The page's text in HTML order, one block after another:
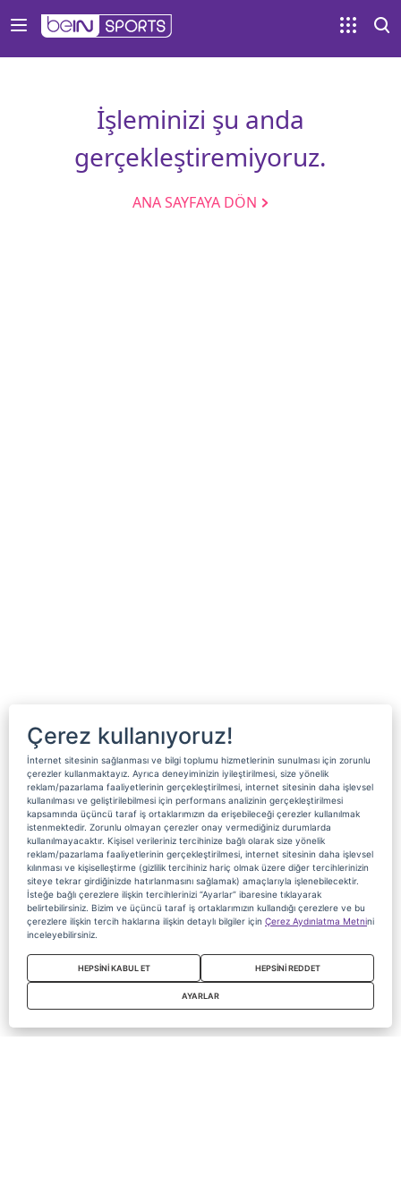
İşleminizi şu anda
gerçekleştiremiyoruz.
ANA SAYFAYA DÖN
Çerez kullanıyoruz!
İnternet sitesinin sağlanması ve bilgi toplumu hizmetlerinin sunulması için zorunlu
çerezler kullanmaktayız. Ayrıca deneyiminizin iyileştirilmesi, size yönelik
reklam/pazarlama faaliyetlerinin gerçekleştirilmesi, internet sitesinin daha işlevsel
kullanılması ve geliştirilebilmesi için performans analizinin gerçekleştirilmesi
kapsamında üçüncü taraf iş ortaklarımızın da erişebileceği çerezler kullanılmak
istenmektedir. Zorunlu olmayan çerezler onay vermediğiniz durumlarda
kullanılmayacaktır. Kişisel verileriniz tercihinize bağlı olarak size yönelik
reklam/pazarlama faaliyetlerinin gerçekleştirilmesi, internet sitesinin daha işlevsel
kılınması ve kişiselleştirme (gizlilik tercihiniz hariç olmak üzere diğer tercihlerinizin
siteye tekrar girdiğinizde hatırlanmasını sağlamak) amaçlarıyla işlenebilecektir.
İsteğe bağlı çerezlere ilişkin tercihlerinizi “Ayarlar” ibaresine tıklayarak
belirtebilirsiniz. Bizim ve üçüncü taraf iş ortaklarımızın kullandığı çerezlere ve bu
çerezlere ilişkin tercih haklarına ilişkin detaylı bilgiler için Çerez Aydınlatma Metnini
inceleyebilirsiniz.
HEPSİNİ KABUL ET HEPSİNİ REDDET
AYARLAR